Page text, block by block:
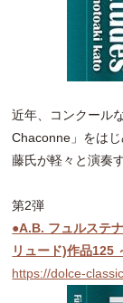
近年、コンクール
Chaconne」をは
藤氏が軽々と演奏
第2弾
●A.B. フュルステ
リュード)作品
https://dolce-